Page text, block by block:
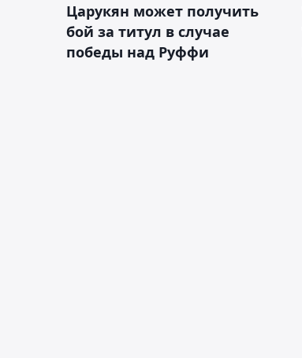
Царукян может получить
бой за титул в случае
победы над Руффи